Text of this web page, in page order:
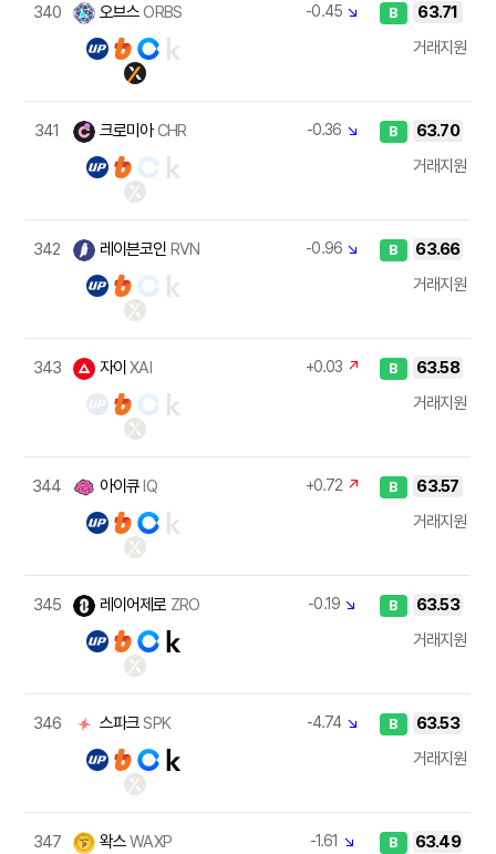
340 오브스ORBS -0.45 ↘ B
63.71
거래지원
341 크로미아CHR -0.36 ↘ B
63.70
거래지원
342 레이븐코인 RVN -0.96 ↘ B
63.66
거래지원
343 자이XAI +0.03 ↗ B
63.58
거래지원
344 아이큐IQ +0.72 ↗ B
63.57
거래지원
345 레이어제로 ZRO -0.19 ↘ B
63.53
거래지원
346 스파크SPK -4.74 ↘ B
63.53
거래지원
347 왁스WAXP -1.61 ↘ B
63.49